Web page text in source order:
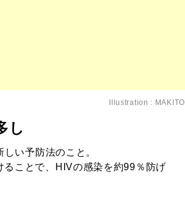
Illustration : MAKITO
し
い予防法のこと。
ることで、HIVの感染を約99％防げ